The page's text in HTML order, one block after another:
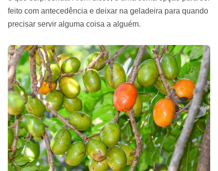
feito com antecedência e deixar na geladeira para quando
precisar servir alguma coisa a alguém.